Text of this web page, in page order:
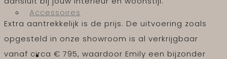
Accessoires
Extra aantrekkelijk is de prijs. De uitvoering zoals
opgesteld in onze showroom is al verkrijgbaar
vanaf circa € 795, waardoor Emily een bijzonder